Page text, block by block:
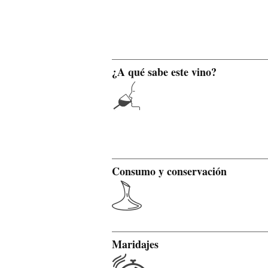
¿A qué sabe este vino?
Consumo y conservación
Maridajes